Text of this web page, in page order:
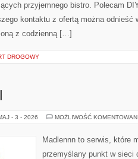
przyjemnego bistro. Polecam
kontaktu z ofertą można odnieść
z codzienną […]
DROGOWY
- 3 - 2026 MOŻLIWOŚĆ
Madlennn to serwis, które
przemyślany punkt w sieci